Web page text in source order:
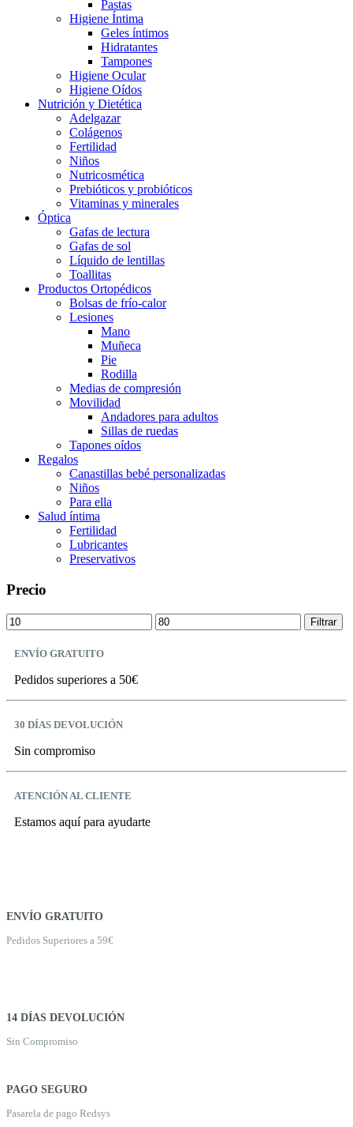
Pastas
Higiene Íntima
Geles íntimos
Hidratantes
Tampones
Higiene Ocular
Higiene Oídos
Nutrición y Dietética
Adelgazar
Colágenos
Fertilidad
Niños
Nutricosmética
Prebióticos y probióticos
Vitaminas y minerales
Óptica
Gafas de lectura
Gafas de sol
Líquido de lentillas
Toallitas
Productos Ortopédicos
Bolsas de frío-calor
Lesiones
Mano
Muñeca
Pie
Rodilla
Medias de compresión
Movilidad
Andadores para adultos
Sillas de ruedas
Tapones oídos
Regalos
Canastillas bebé personalizadas
Niños
Para ella
Salud íntima
Fertilidad
Lubricantes
Preservativos
Precio
Precio
mínimo
Precio
máximo
Filtrar
ENVÍO GRATUITO
Pedidos superiores a 50€
30 DÍAS DEVOLUCIÓN
Sin compromiso
ATENCIÓN AL CLIENTE
Estamos aquí para ayudarte
ENVÍO GRATUITO
Pedidos Superiores a 59€
14 DÍAS DEVOLUCIÓN
Sin Compromiso
PAGO SEGURO
Pasarela de pago Redsys